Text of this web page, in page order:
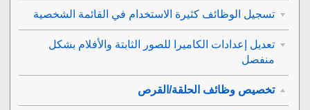
تسجيل الوظائف كثيرة الاستخدام في القائمة الشخصية
تعديل إعدادات الكاميرا للصور الثابتة والأفلام بشكل
منفصل
تخصيص وظائف الحلقة/القرص